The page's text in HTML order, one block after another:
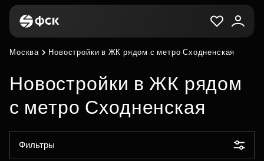
Москва Новостройки в ЖК рядом с метро Сходненская
Новостройки в ЖК рядом
с метро Сходненская
Фильтры